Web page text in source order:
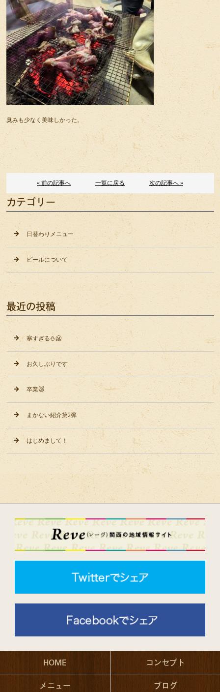
臭みも少なく美味しかった。
« 前の記事へ 一覧に戻る 次の記事へ »
カテゴリー
日替わりメニュー
ビールについて
最近の投稿
寒すぎる⛄️🥶
お久しぶりです
卒業😿
まかない紹介第2弾
はじめまして！
HOME コンセプト
メニュー ブログ